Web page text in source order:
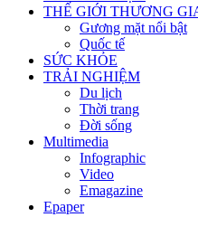
THẾ GIỚI THƯƠNG
Gương mặt nổi bật
Quốc tế
SỨC KHỎE
TRẢI NGHIỆM
Du lịch
Thời trang
Đời sống
Multimedia
Infographic
Video
Emagazine
Epaper